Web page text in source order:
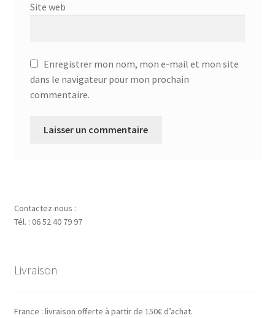
Site web
Enregistrer mon nom, mon e-mail et mon site
dans le navigateur pour mon prochain
commentaire.
Contactez-nous :
Tél. : 06 52 40 79 97
Livraison
France : livraison offerte à partir de 150€ d’achat.